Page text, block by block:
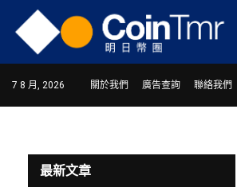
7 8 月, 2026 關於我們 廣告查詢 聯絡我們
最新文章